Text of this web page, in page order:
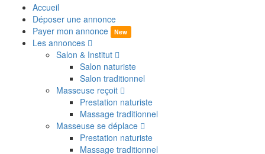
Accueil
Déposer une annonce
Payer mon annonce
New
Les annonces
Salon & Institut
Salon naturiste
Salon traditionnel
Masseuse reçoit
Prestation naturiste
Massage traditionnel
Masseuse se déplace
Prestation naturiste
Massage traditionnel